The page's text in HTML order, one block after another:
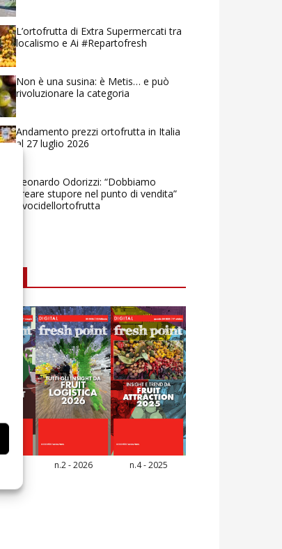
L’ortofrutta di Extra Supermercati tra
localismo e Ai #Repartofresh
Non è una susina: è Metis… e può
rivoluzionare la categoria
Andamento prezzi ortofrutta in Italia
al 27 luglio 2026
Leonardo Odorizzi: “Dobbiamo
creare stupore nel punto di vendita”
#vocidellortofrutta
n.2 - 2026 n.4 - 2025